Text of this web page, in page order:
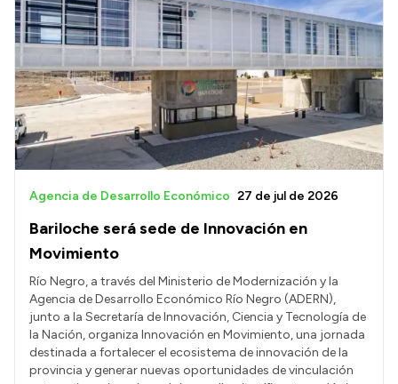
Presupuesto
Boletín Oficial
Compras y licitaciones
Consulta de expedientes
Consulta de pago a proveedores
Convocatorias
Intranet
Login
Bariloche será sede de Innovación en
Movimiento
Agencia de Desarrollo Económico 27 de jul de 2026
Río Negro, a través del Ministerio de Modernización y la
Agencia de Desarrollo Económico Río Negro (ADERN),
junto a la Secretaría de Innovación, Ciencia y Tecnología de
la Nación, organiza Innovación en Movimiento, una jornada
destinada a fortalecer el ecosistema de innovación de la
provincia y generar nuevas oportunidades de vinculación